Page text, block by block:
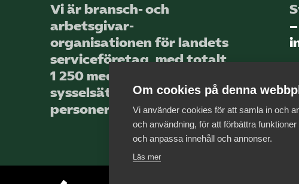
Vi är bransch- och
arbetsgivar­
organisationen för landets
service­företag, med totalt
1 250 medlems­företag som
sysselsätter över 44 000
personer.
Om cookies på denna
Vi använder cookies för att samla in och
och användning, för att förbättra
och anpassa innehåll och annonser.
Läs mer